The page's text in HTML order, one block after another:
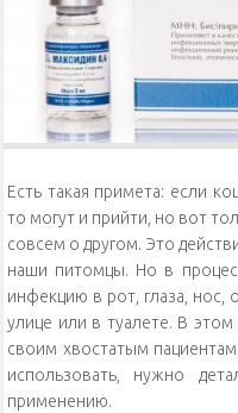
Уход за кошками
Уход за собаками
Физиология кошек
Есть такая примета: если
то могут и прийти, но вот
совсем о другом. Это
наши питомцы. Но в
инфекцию в рот, глаза, нос,
улице или в туалете. В этом
своим хвостатым
использовать, нужно
применению.